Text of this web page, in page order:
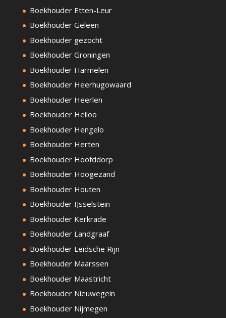
Boekhouder Etten-Leur
Boekhouder Geleen
Boekhouder gezocht
Boekhouder Groningen
Boekhouder Harmelen
Boekhouder Heerhugowaard
Boekhouder Heerlen
Boekhouder Heiloo
Boekhouder Hengelo
Boekhouder Herten
Boekhouder Hoofddorp
Boekhouder Hoogezand
Boekhouder Houten
Boekhouder IJsselstein
Boekhouder Kerkrade
Boekhouder Landgraaf
Boekhouder Leidsche Rijn
Boekhouder Maarssen
Boekhouder Maastricht
Boekhouder Nieuwegein
Boekhouder Nijmegen